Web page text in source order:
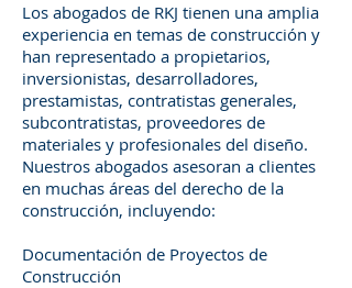
Los abogados de RKJ tienen una amplia
experiencia en temas de construcción y
han representado a propietarios,
inversionistas, desarrolladores,
prestamistas, contratistas generales,
subcontratistas, proveedores de
materiales y profesionales del diseño.
Nuestros abogados asesoran a clientes
en muchas áreas del derecho de la
construcción, incluyendo:
Documentación de Proyectos de
Construcción